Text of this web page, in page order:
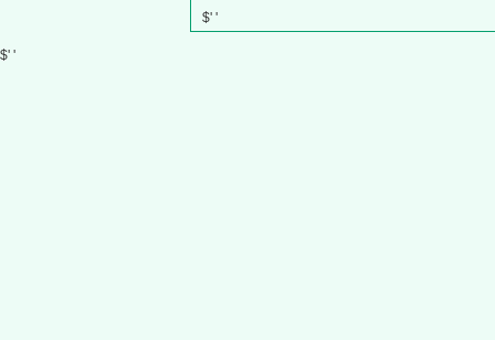
$' '
$' '